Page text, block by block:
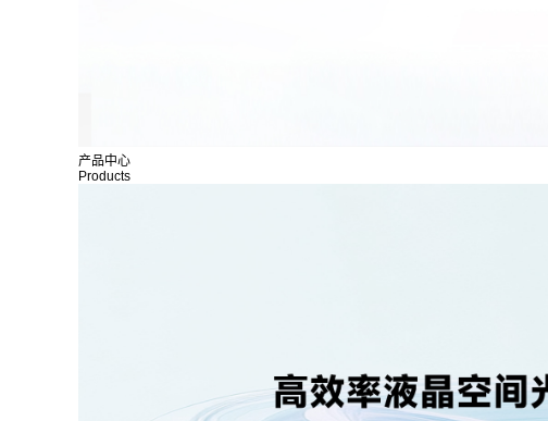
产品中心
Products